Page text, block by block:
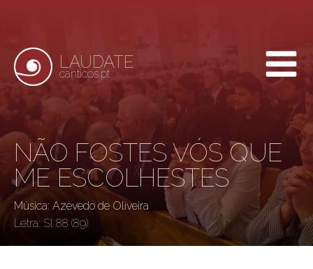
LAUDATE
canticos.pt
NÃO FOSTES VÓS QUE
ME ESCOLHESTES
Música: Azevedo de Oliveira
Letra: Sl 88 (89)